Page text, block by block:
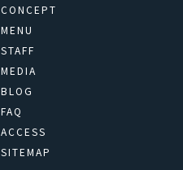
CONCEPT
MENU
STAFF
MEDIA
BLOG
FAQ
ACCESS
SITEMAP